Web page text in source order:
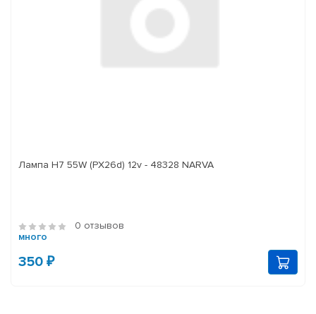
Лампа H7 55W (PX26d) 12v - 48328 NARVA
0 отзывов
много
350 ₽